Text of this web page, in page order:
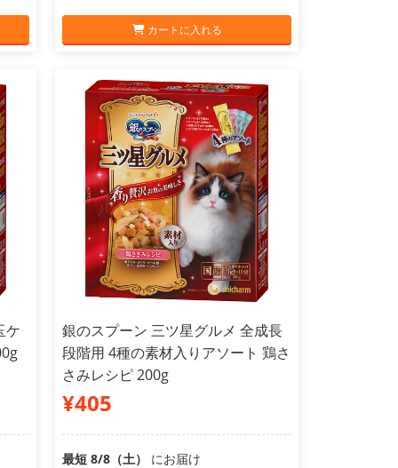
カートに入れる
ケ
銀のスプーン 三ツ星グルメ 全成長
段階用 4種の素材入りアソート 鶏さ
さみレシピ 200g
¥405
最短 8/8（土） にお届け